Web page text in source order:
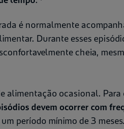
é normalmente
Durante esses
cheia,
alimentação ocasional. Para
devem ocorrer com
período mínimo de 3